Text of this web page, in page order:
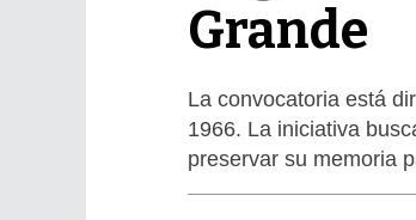
Grande
La convocatoria está
1966. La iniciativa
preservar su memoria